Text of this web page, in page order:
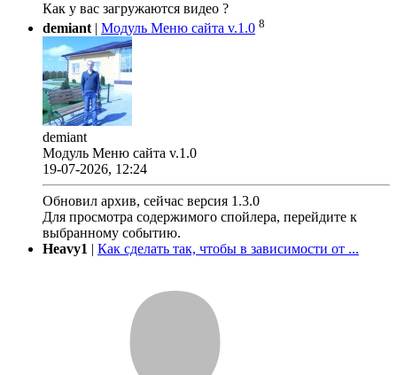
Как у вас загружаются видео ?
demiant | Модуль Меню сайта v.1.0 8
demiant
Модуль Меню сайта v.1.0
19-07-2026, 12:24
Обновил архив, сейчас версия 1.3.0
Для просмотра содержимого спойлера, перейдите к
выбранному событию.
Heavy1 | Как сделать так, чтобы в зависимости от ...